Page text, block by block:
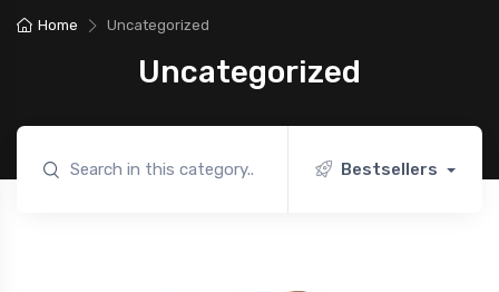
Home Uncategorized
Uncategorized
Bestsellers